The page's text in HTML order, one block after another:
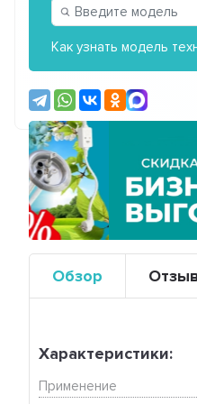
Как узнать модель
Предыдущий
Обзор
Характеристики:
Применение